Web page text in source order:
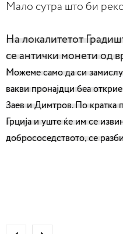
Мало сутра што би
На локалитетот
се антички монети од
Можеме само да си
вакви пронајдци беа
Заев и Димтров. По кратка
Грција и уште ќе им се
добрососедството, се